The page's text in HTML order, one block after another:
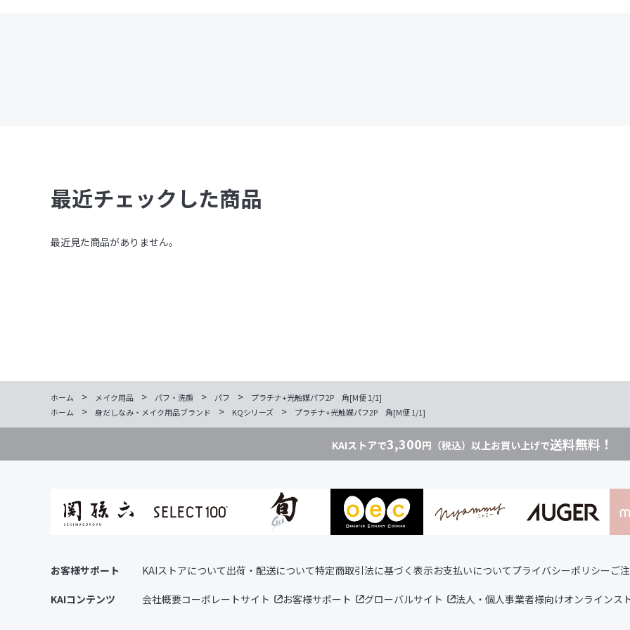
最近チェックした商品
最近見た商品がありません。
ホーム > メイク用品 > パフ・洗顔 > パフ >
プラチナ+光触媒パフ2P 角[M便 1/1]
ホーム
> 身だしなみ・メイク用品ブランド > KQシリーズ > プラチナ+光触媒パフ2P 角[M便 1/1]
KAIストアで3,300円（税込）以上お買い上げで送料無料！
お客様サポート KAIストアについて出荷・配送について特定商取引法に基づく表示お支払いについてプライバシーポリシーご
KAIコンテンツ 会社概要コーポレートサイト お客様サポート グローバルサイト 法人・個人事業者様向けオンラインス